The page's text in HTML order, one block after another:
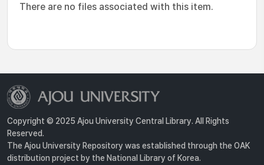
There are no files associated with this item.
Copyright © 2025 Ajou University Central Library. All Rights
Reserved.
The Ajou University Repository was established through the OAK
distribution project by the National Library of Korea.